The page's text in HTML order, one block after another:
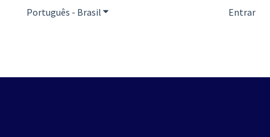
Português - Brasil Mostrar submenu para traduçõesEntrar